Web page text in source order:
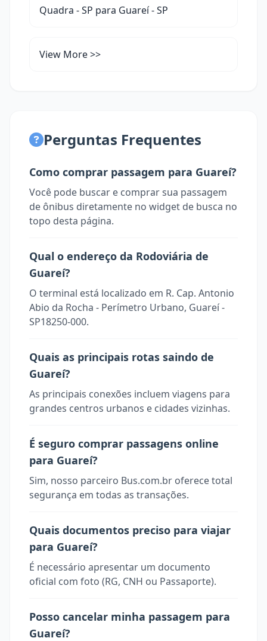
Quadra - SP para Guareí - SP
View More >>
Perguntas Frequentes
Como comprar passagem para Guareí?
Você pode buscar e comprar sua passagem
de ônibus diretamente no widget de busca no
topo desta página.
Qual o endereço da Rodoviária de
Guareí?
O terminal está localizado em R. Cap. Antonio
Abio da Rocha - Perímetro Urbano, Guareí -
SP18250-000.
Quais as principais rotas saindo de
Guareí?
As principais conexões incluem viagens para
grandes centros urbanos e cidades vizinhas.
É seguro comprar passagens online
para Guareí?
Sim, nosso parceiro Bus.com.br oferece total
segurança em todas as transações.
Quais documentos preciso para viajar
para Guareí?
É necessário apresentar um documento
oficial com foto (RG, CNH ou Passaporte).
Posso cancelar minha passagem para
Guareí?